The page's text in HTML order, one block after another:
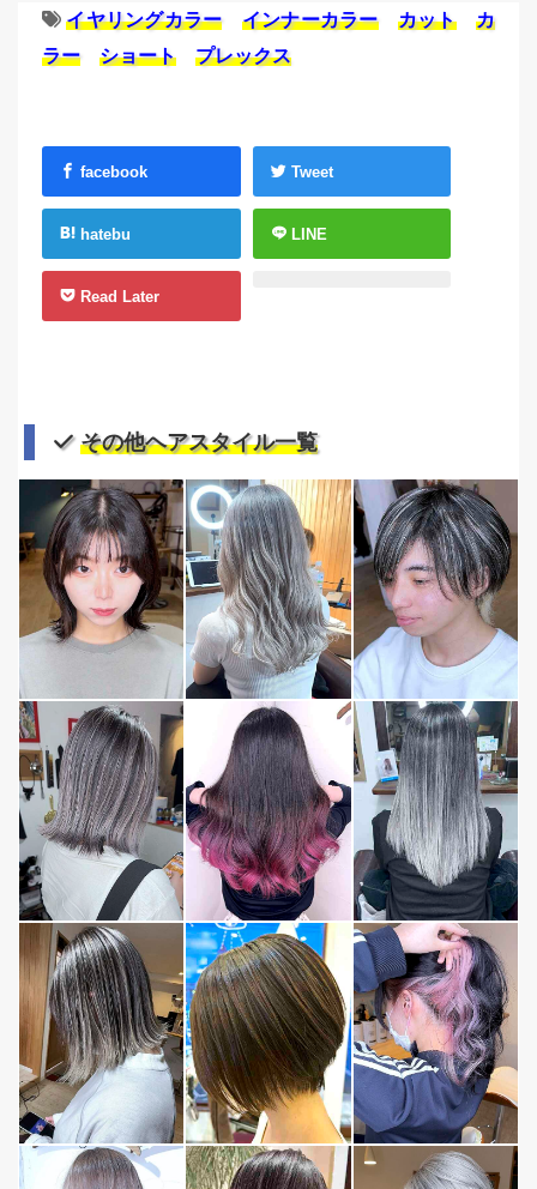
イヤリングカラー インナーカラー カット
カ
ラー
ショート プレックス
facebook Tweet
hatebu LINE
Read Later
その他ヘアスタイル一覧